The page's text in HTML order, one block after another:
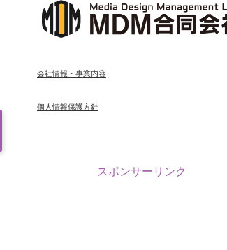
会社情報・事業内容
個人情報保護方針
スポンサーリンク